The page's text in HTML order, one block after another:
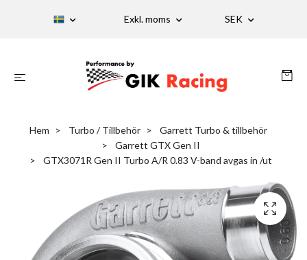
Exkl. moms SEK
Hem Turbo / Tillbehör
Garrett Turbo & tillbehör
Garrett GTX Gen II
GTX3071R Gen II Turbo A/R 0.83 V-band avgas in /ut